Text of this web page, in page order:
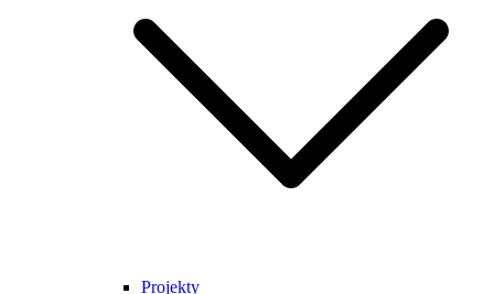
Projekty